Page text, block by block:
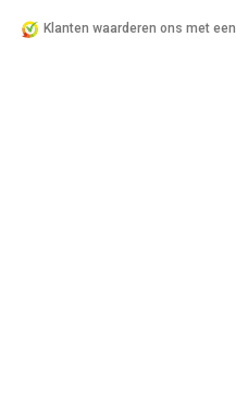
Klanten waarderen ons met een